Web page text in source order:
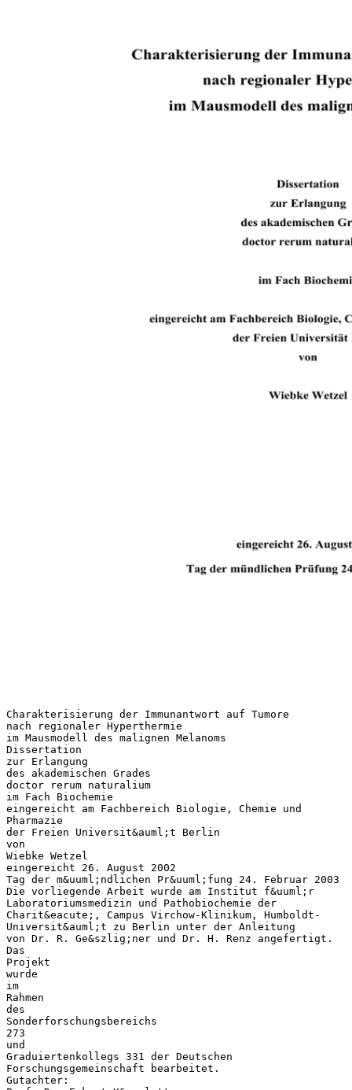
Charakterisierung der Immunantwort auf Tumore
nach regionaler Hyperthermie
im Mausmodell des malignen Melanoms
Dissertation
zur Erlangung
des akademischen Grades
doctor rerum naturalium
im Fach Biochemie
eingereicht am Fachbereich Biologie, Chemie und
Pharmazie
der Freien Universit&auml;t Berlin
von
Wiebke Wetzel
eingereicht 26. August 2002
Tag der m&uuml;ndlichen Pr&uuml;fung 24. Februar 2003
Die vorliegende Arbeit wurde am Institut f&uuml;r
Laboratoriumsmedizin und Pathobiochemie der
Charit&eacute;, Campus Virchow-Klinikum, Humboldt-
Universit&auml;t zu Berlin unter der Anleitung
von Dr. R. Ge&szlig;ner und Dr. H. Renz angefertigt.
Das
Projekt
wurde
im
Rahmen
des
Sonderforschungsbereichs
273
und
Graduiertenkollegs 331 der Deutschen
Forschungsgemeinschaft bearbeitet.
Gutachter: